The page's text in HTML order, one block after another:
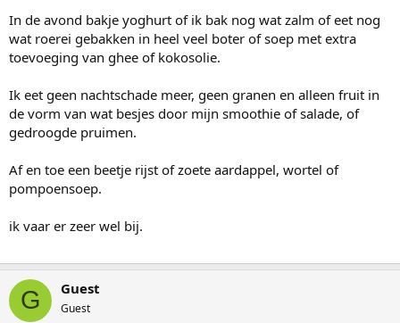
In de avond bakje yoghurt of ik bak nog wat zalm of eet nog
wat roerei gebakken in heel veel boter of soep met extra
toevoeging van ghee of kokosolie.
Ik eet geen nachtschade meer, geen granen en alleen fruit in
de vorm van wat besjes door mijn smoothie of salade, of
gedroogde pruimen.
Af en toe een beetje rijst of zoete aardappel, wortel of
pompoensoep.
ik vaar er zeer wel bij.
G Guest
Guest